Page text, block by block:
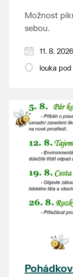
Možnost
sebou.
V případě
Kino
11. 8.
louka